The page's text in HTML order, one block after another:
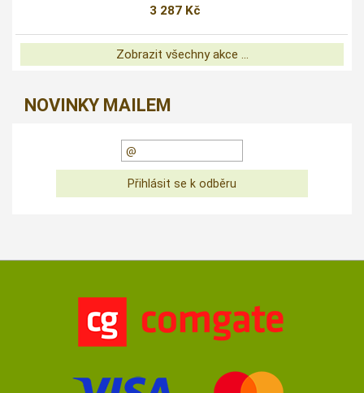
3 287 Kč
Zobrazit všechny akce ...
NOVINKY MAILEM